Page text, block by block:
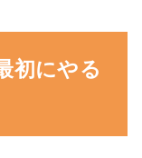
初にやる